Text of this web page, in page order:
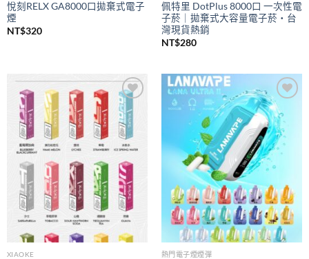
悅刻RELX GA8000口拋棄式電子
煙
NT$320
佩特里 DotPlus 8000口 一次性電
子菸｜拋棄式大容量電子菸・台
灣現貨熱銷
NT$280
Add to
wishlist
XIAOKE
Add to
wishlist
熱門電子煙煙彈